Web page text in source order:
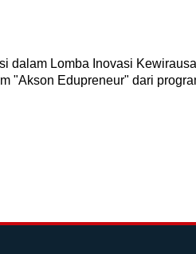
dalam Lomba Inovasi
"Akson Edupreneur" dari